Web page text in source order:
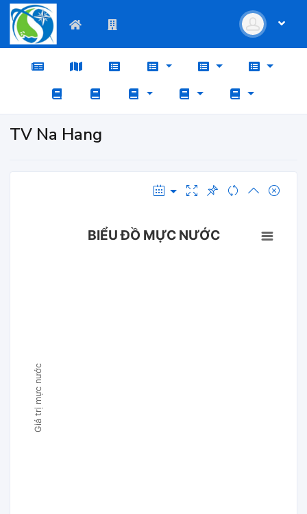
TV Na Hang
Giá trị mực nước
BIỂU ĐỒ MỰC NƯỚC